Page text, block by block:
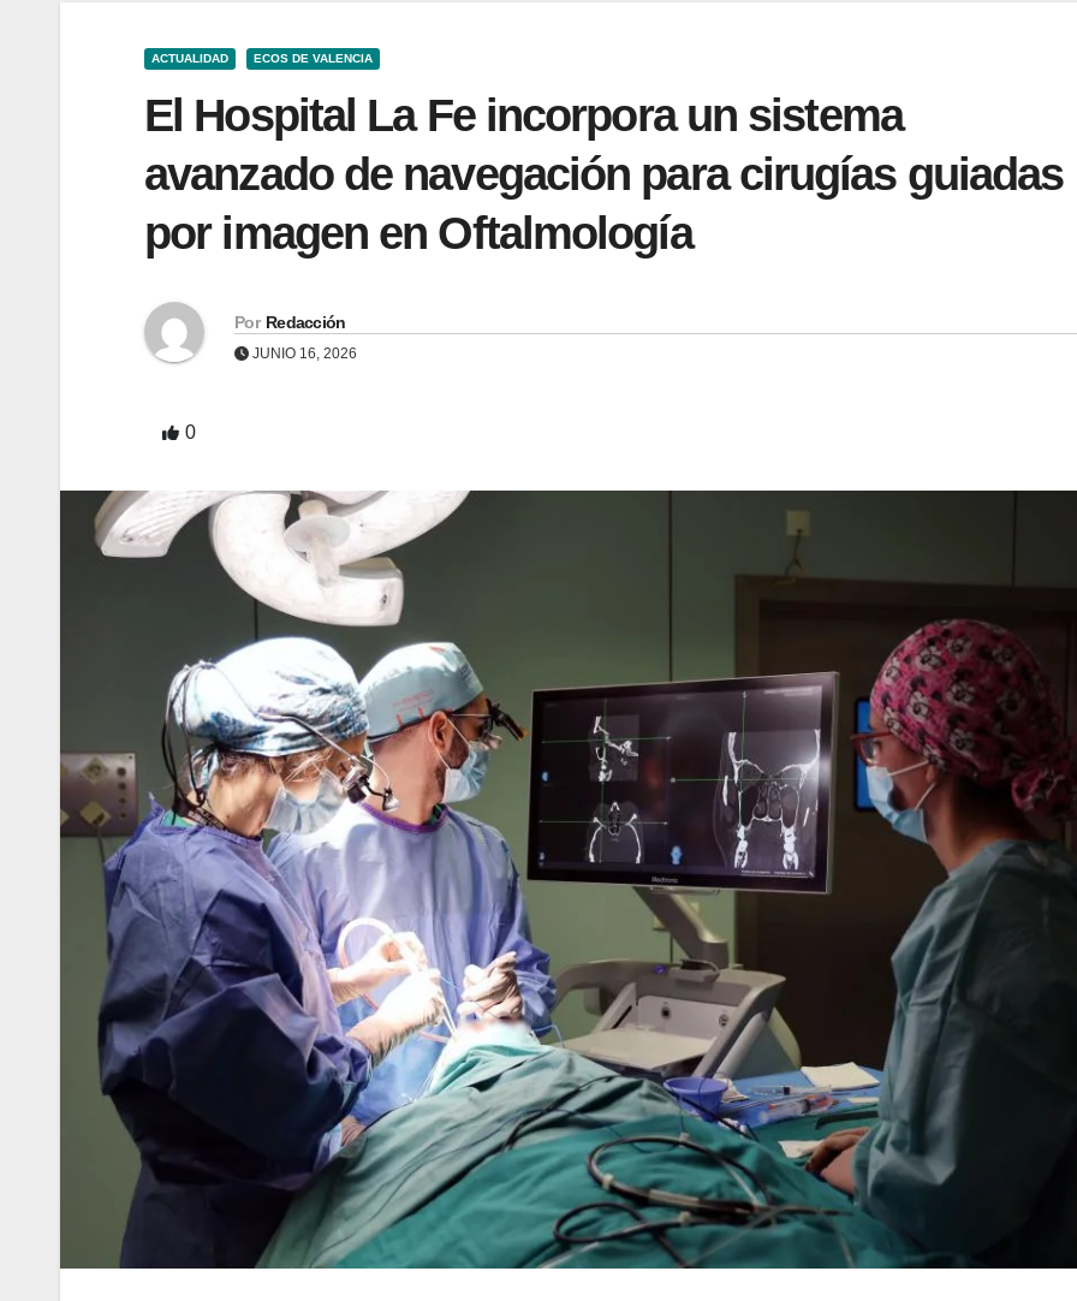
ACTUALIDAD ECOS DE VALENCIA
El Hospital La Fe incorpora un sistema
avanzado de navegación para cirugías guiadas
por imagen en Oftalmología
Por Redacción
JUNIO 16, 2026
0